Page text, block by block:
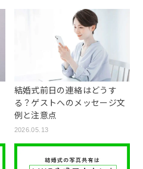
結婚式前日の連絡はどうす
る？ゲストへのメッセージ文
例と注意点
2026.05.13